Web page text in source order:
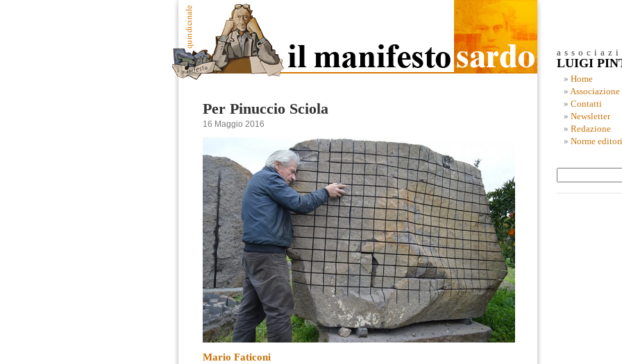
Per Pinuccio Sciola
16 Maggio 2016
Mario Faticoni
LUIGI
Home
Associazione
Contatti
Newsletter
Redazione
Norme